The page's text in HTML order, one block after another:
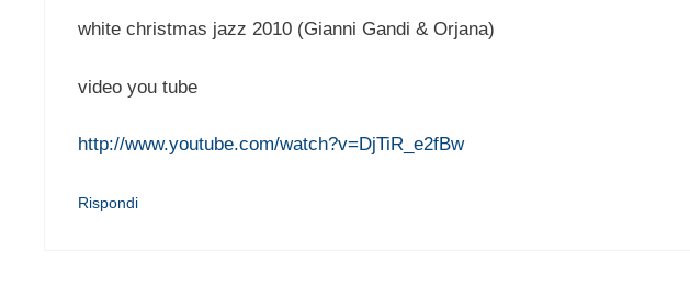
white christmas jazz 2010 (Gianni Gandi & Orjana)
video you tube
http://www.youtube.com/watch?v=DjTiR_e2fBw
Rispondi